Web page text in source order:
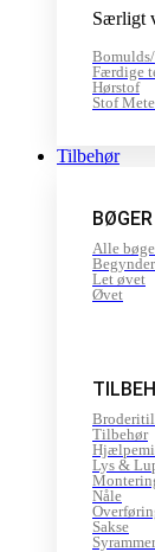
Særligt
Færdige
Hørstof
Stof
Tilbehør
BØGER
Alle
Let øvet
Øvet
Tilbehør
Lys &
Nåle
Sakse
Syrammer